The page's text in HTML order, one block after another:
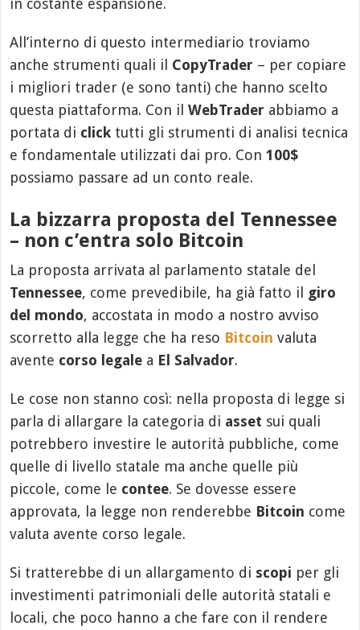
All’interno di questo intermediario troviamo
anche strumenti quali il CopyTrader – per copiare
i migliori trader (e sono tanti) che hanno scelto
questa piattaforma. Con ilWebTrader abbiamo a
portata di click tutti gli strumenti di analisi tecnica
e fondamentale utilizzati dai pro. Con100$
possiamo passare ad un conto reale.
La bizzarra proposta del Tennessee
– non c’entra solo Bitcoin
La proposta arrivata al parlamento statale del
Tennessee, come prevedibile, ha già fatto il giro
del mondo, accostata in modo a nostro avviso
scorretto alla legge che ha reso Bitcoin valuta
avente corso legale a El Salvador.
Le cose non stanno così: nella proposta di legge si
parla di allargare la categoria di asset sui quali
potrebbero investire le autorità pubbliche, come
quelle di livello statale ma anche quelle più
piccole, come le contee. Se dovesse essere
approvata, la legge non renderebbe Bitcoin come
valuta avente corso legale.
Si tratterebbe di un allargamento di scopi per gli
investimenti patrimoniali delle autorità statali e
locali, che poco hanno a che fare con il rendere